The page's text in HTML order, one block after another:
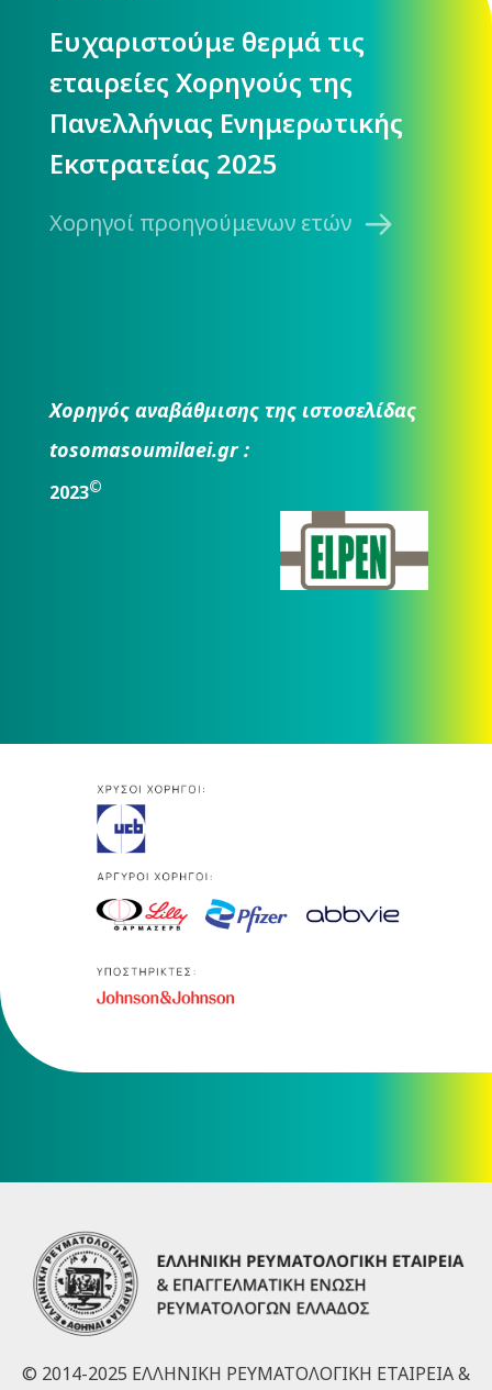
Ευχαριστούμε θερμά τις
εταιρείες Χορηγούς της
Πανελλήνιας Ενημερωτικής
Εκστρατείας 2025
Χορηγοί προηγούμενων ετών
Χορηγός αναβάθμισης της ιστοσελίδας
tosomasoumilaei.gr :
2023©
© 2014-2025 ΕΛΛΗΝΙΚΗ ΡΕΥΜΑΤΟΛΟΓΙΚΗ ΕΤΑΙΡΕΙΑ &